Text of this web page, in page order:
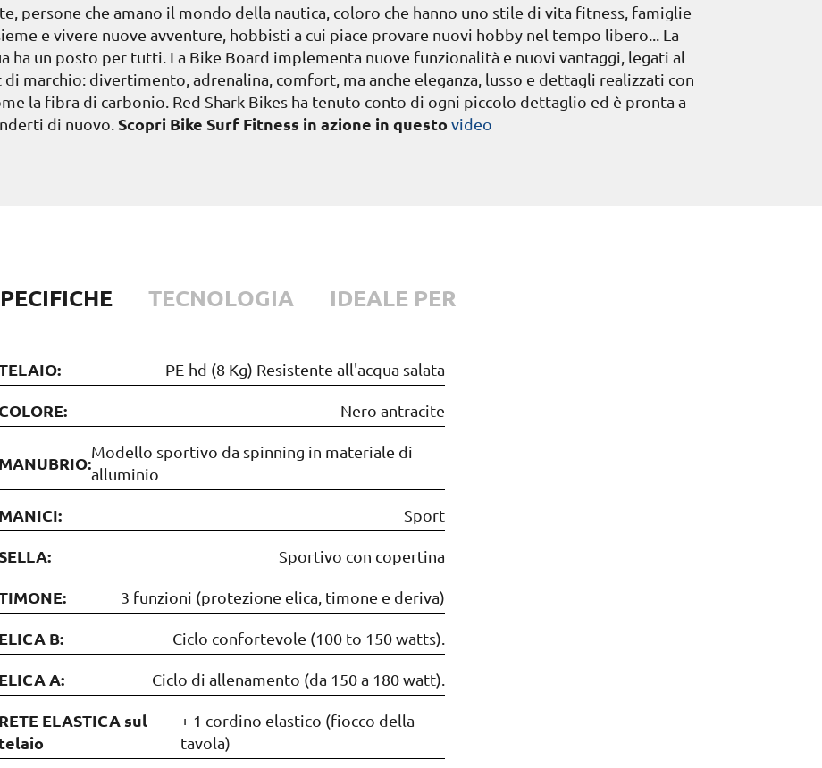
persone che amano il mondo della nautica, coloro che hanno uno stile di vita fitness, famiglie
e vivere nuove avventure, hobbisti a cui piace provare nuovi hobby nel tempo libero... La
ha un posto per tutti. La Bike Board implementa nuove funzionalità e nuovi vantaggi, legati al
marchio: divertimento, adrenalina, comfort, ma anche eleganza, lusso e dettagli realizzati con
la fibra di carbonio. Red Shark Bikes ha tenuto conto di ogni piccolo dettaglio ed è pronta a
di nuovo. Scopri Bike Surf Fitness in azione in questo video
TECNOLOGIA IDEALE PER
PE-hd (8 Kg) Resistente all'acqua salata
COLORE: Nero antracite
MANUBRIO:
Modello sportivo da spinning in materiale di
alluminio
MANICI: Sport
Sportivo con copertina
3 funzioni (protezione elica, timone e deriva)
ELICA B: Ciclo confortevole (100 to 150 watts).
ELICA A: Ciclo di allenamento (da 150 a 180 watt).
RETE ELASTICA sul
telaio
+ 1 cordino elastico (fiocco della
tavola)